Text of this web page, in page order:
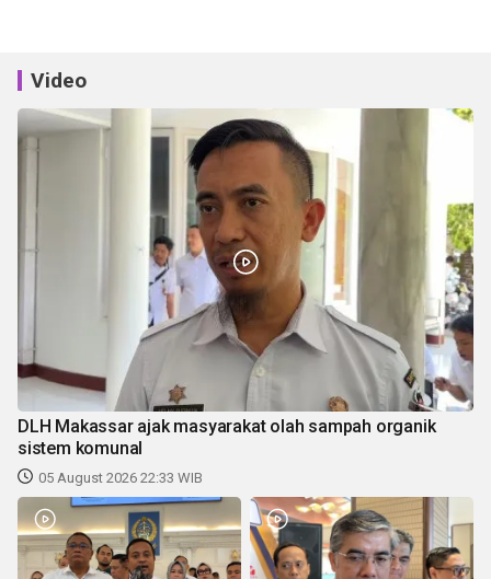
Video
DLH Makassar ajak masyarakat olah sampah organik
sistem komunal
05 August 2026 22:33 WIB